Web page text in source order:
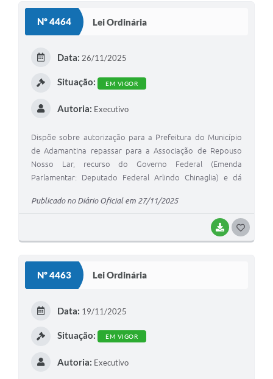
Nº 4464 Lei Ordinária
BAIXAR
Data: 26/11/2025
Situação: EM VIGOR
Autoria: Executivo
Dispõe sobre autorização para a Prefeitura do Município
de Adamantina repassar para a Associação de Repouso
Nosso Lar, recurso do Governo Federal (Emenda
Parlamentar: Deputado Federal Arlindo Chinaglia) e dá
Publicado no Diário Oficial em 27/11/2025
Nº 4463 Lei Ordinária
Data: 19/11/2025
Situação: EM VIGOR
Autoria: Executivo